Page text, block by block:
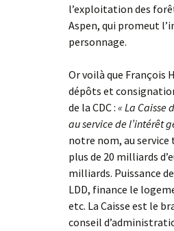
l’exploitation des
Aspen, qui promeut
personnage.
Or voilà que François
dépôts et
de la CDC : « La Caisse
au service de l’intérêt
notre nom, au service
plus de 20 milliards
milliards. Puissance
LDD, finance le
etc. La Caisse est le
conseil